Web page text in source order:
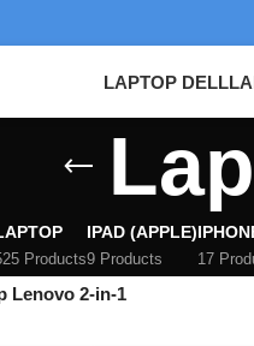
LAPTOP DELL
Products
IPAD (APPLE)
9 Products 17
Lenovo 2-in-1